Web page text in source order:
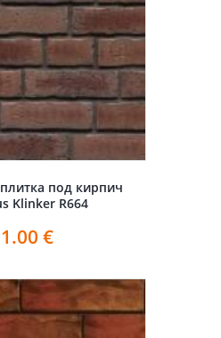
под кирпич
Klinker R664
€